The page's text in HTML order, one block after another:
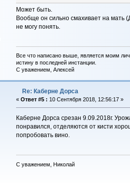
Может быть.
Вообще он сильно смахивает на мать
не могу понять.
Все что написано выше, является моим
истину в последней инстанции.
С уважением, Алексей
Re: Каберне Дорса
« Ответ #5 : 10 Сентября 2018, 12:56:17 »
Каберне Дорса срезан 9.09.2018г.
понравился, отделяются от кисти
попробовать вино.
С уважением, Николай